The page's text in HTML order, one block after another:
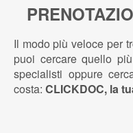
Il modo più veloce per
puoi cercare quello
specialisti oppure
costa: CLICKDOC, la